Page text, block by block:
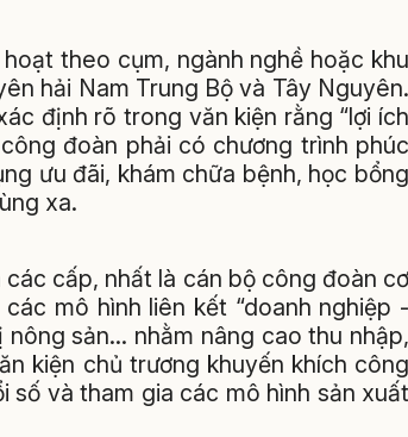
theo cụm, ngành nghề hoặc khu
hải Nam Trung Bộ và Tây Nguyên.
định rõ trong văn kiện rằng “lợi ích
đoàn phải có chương trình phúc
ưu đãi, khám chữa bệnh, học bổng
xa.
cấp, nhất là cán bộ công đoàn cơ
mô hình liên kết “doanh nghiệp -
sản… nhằm nâng cao thu nhập,
kiện chủ trương khuyến khích công
số và tham gia các mô hình sản xuất